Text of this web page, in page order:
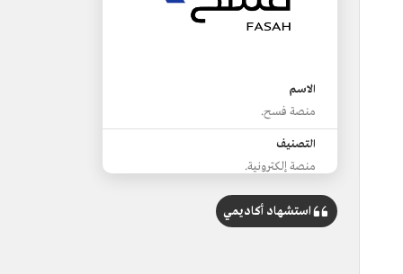
الاسم
منصة فسح.
التصنيف
منصة إلكترونية.
الجهة المسؤولة
هيئة الزكاة والضريبة والجمارك.
استشهاد أكاديمي